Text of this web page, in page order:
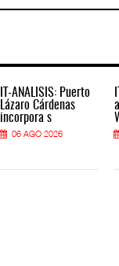
IT-ANÁLISIS: Puerto
Lázaro Cárdenas
incorpora s
06 AGO 2026